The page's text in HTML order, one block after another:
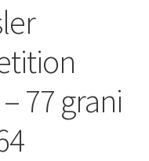
77 grani